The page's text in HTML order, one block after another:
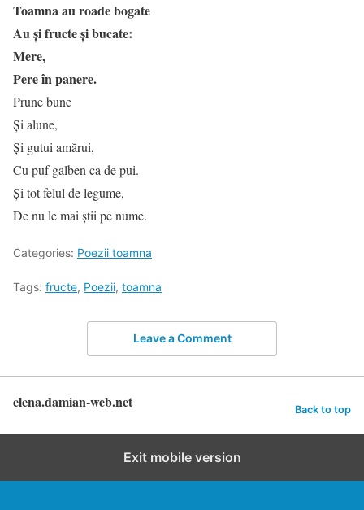
Toamna au roade bogate
Au şi fructe şi bucate:
Mere,
Pere în panere.
Prune bune
Şi alune,
Şi gutui amărui,
Cu puf galben ca de pui.
Şi tot felul de legume,
De nu le mai ştii pe nume.
Categories: Poezii toamna
Tags: fructe, Poezii, toamna
Leave a Comment
elena.damian-web.net Back to top
Exit mobile version